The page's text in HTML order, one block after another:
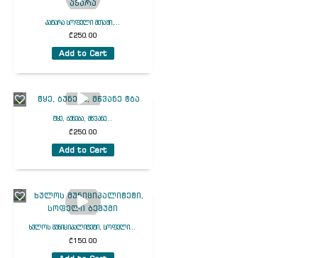
პატარა სოფელი მთაში,...
₾250.00
Add to Cart
ტყე, ბუნება, მწვანე...
₾250.00
Add to Cart
ხულოს მუნიციპალიტეტი, სოფელი...
₾150.00